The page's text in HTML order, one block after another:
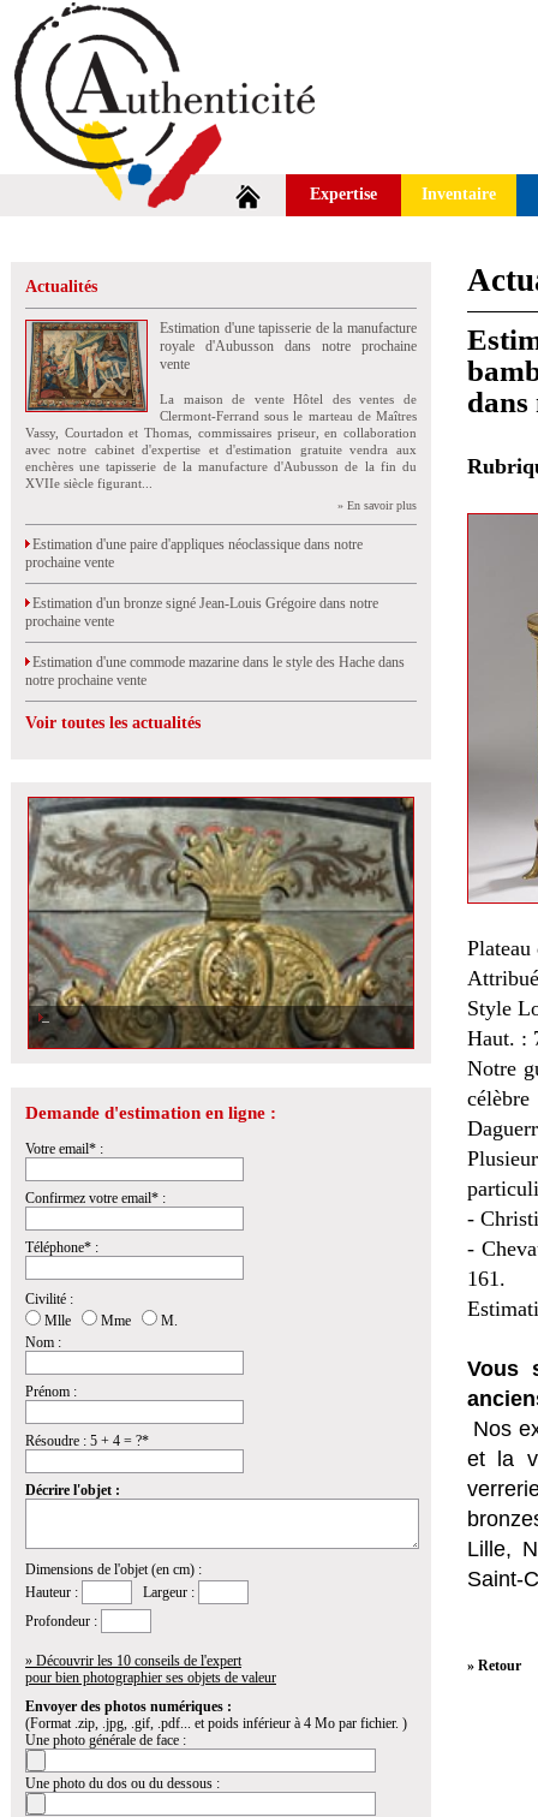
Expertise Inventaire
Actualités
Estimation d'une tapisserie de la manufacture
royale d'Aubusson dans notre prochaine
vente
La maison de vente Hôtel des ventes de
Clermont-Ferrand sous le marteau de Maîtres
Vassy, Courtadon et Thomas, commissaires priseur, en collaboration
avec notre cabinet d'expertise et d'estimation gratuite vendra aux
enchères une tapisserie de la manufacture d'Aubusson de la fin du
XVIIe siècle figurant...
» En savoir plus
Estimation d'une paire d'appliques néoclassique dans notre
prochaine vente
Estimation d'un bronze signé Jean-Louis Grégoire dans notre
prochaine vente
Estimation d'une commode mazarine dans le style des Hache dans
notre prochaine vente
Voir toutes les actualités
Demande d'estimation en ligne :
Votre email* :
Confirmez votre email* :
Téléphone* :
Civilité :
Mlle
Mme
M.
Nom :
Prénom :
Résoudre : 5 + 4 = ?*
Décrire l'objet :
Dimensions de l'objet (en cm) :
Hauteur :
Largeur :
Profondeur :
» Découvrir les 10 conseils de l'expert
pour bien photographier ses objets de valeur
Envoyer des photos numériques :
(Format .zip, .jpg, .gif, .pdf... et poids inférieur à 4 Mo par fichier. )
Une photo générale de face :
Une photo du dos ou du dessous :
dans
Style
Haut. :
Notre
-
-
161.
Vous
Nos
et la
Lille,
Saint-
» Retour